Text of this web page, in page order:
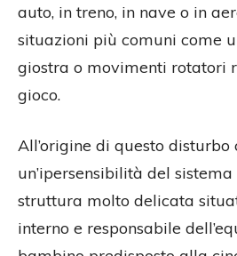
auto, in treno, in nave o in
situazioni più comuni come
giostra o movimenti rotatori
gioco.
All’origine di questo disturbo
un’ipersensibilità del
struttura molto delicata
interno e responsabile